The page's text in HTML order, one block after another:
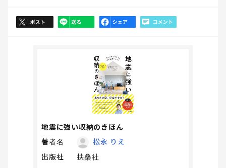
地震に強い収納のきほん
著者名
松永 りえ
出版社
扶桑社